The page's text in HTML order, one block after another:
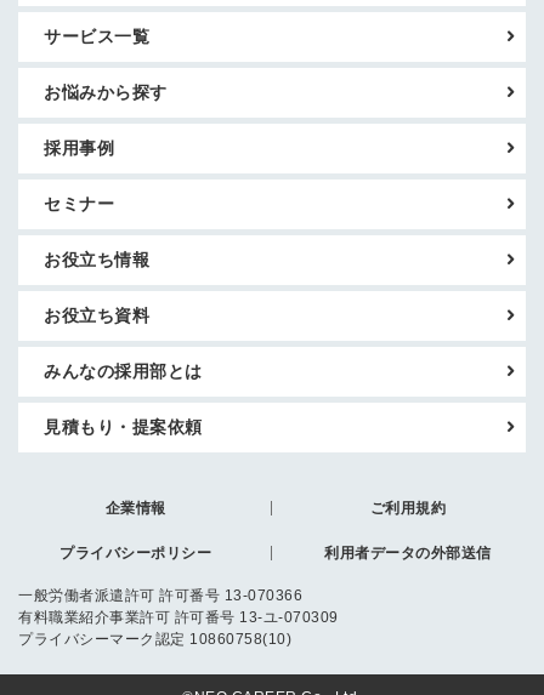
サービス一覧
お悩みから探す
採用事例
セミナー
お役立ち情報
お役立ち資料
みんなの採用部とは
見積もり・提案依頼
企業情報 ご利用規約
プライバシーポリシー 利用者データの外部送信
一般労働者派遣許可 許可番号 13-070366
有料職業紹介事業許可 許可番号 13-ユ-070309
プライバシーマーク認定 10860758(10)